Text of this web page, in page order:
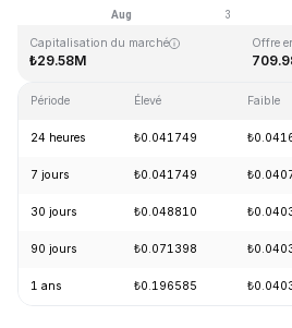
Capitalisation du marché
₺29.58M
Offre
Période Élevé Faible
24 heures ₺0.041749
7 jours ₺0.041749
30 jours ₺0.048810
90 jours ₺0.071398
1 ans ₺0.196585